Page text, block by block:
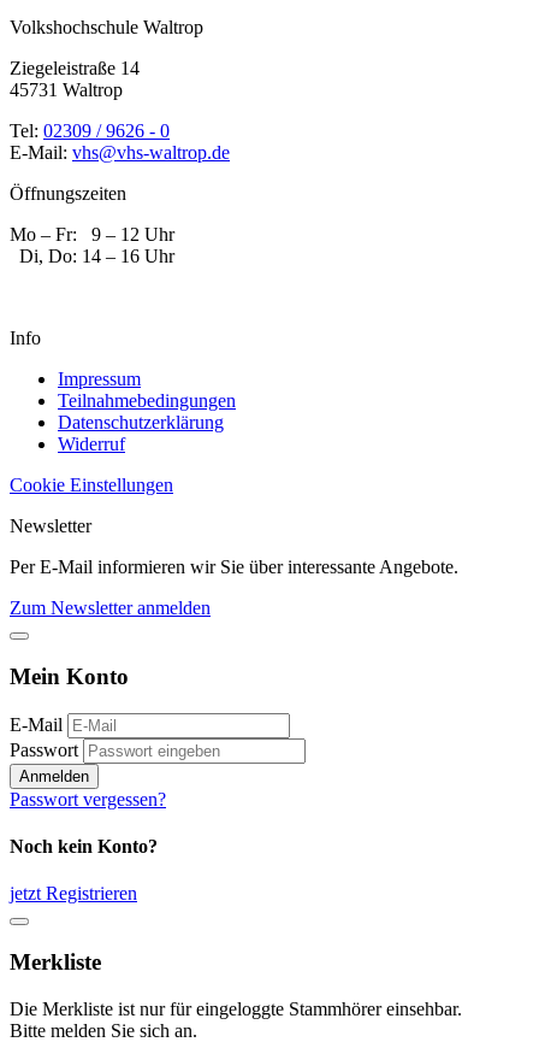
Volkshochschule Waltrop
Ziegeleistraße 14
45731 Waltrop
Tel: 02309 / 9626 - 0
E-Mail: vhs@vhs-waltrop.de
Öffnungszeiten
Mo – Fr: 9 – 12 Uhr
Di, Do: 14 – 16 Uhr
Info
Impressum
Teilnahmebedingungen
Datenschutzerklärung
Widerruf
Cookie Einstellungen
Newsletter
Per E-Mail informieren wir Sie über interessante Angebote.
Zum Newsletter anmelden
Mein Konto
E-Mail
Passwort
Anmelden
Passwort vergessen?
Noch kein Konto?
jetzt Registrieren
Merkliste
Die Merkliste ist nur für eingeloggte Stammhörer einsehbar.
Bitte melden Sie sich an.